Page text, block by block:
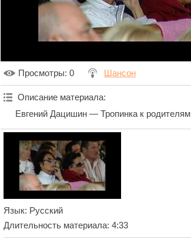
Просмотры: 0 Шансон
Описание материала:
Евгений Дацишин — Тропинка к родителям
Язык: Русский
Длительность материала: 4:33